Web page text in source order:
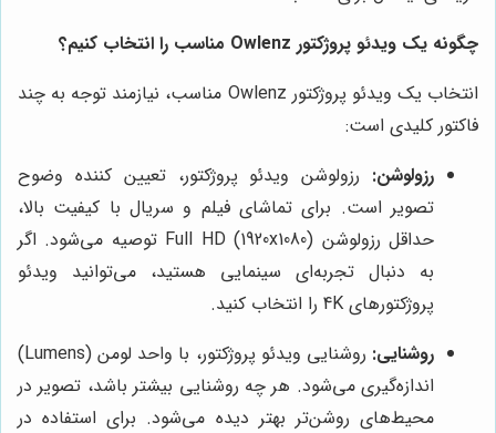
چگونه یک ویدئو پروژکتور Owlenz مناسب را انتخاب کنیم؟
انتخاب یک ویدئو پروژکتور Owlenz مناسب، نیازمند توجه به چند
فاکتور کلیدی است:
رزولوشن: رزولوشن ویدئو پروژکتور، تعیین کننده وضوح
تصویر است. برای تماشای فیلم و سریال با کیفیت بالا،
حداقل رزولوشن Full HD (1920x1080) توصیه می‌شود. اگر
به دنبال تجربه‌ای سینمایی هستید، می‌توانید ویدئو
پروژکتورهای 4K را انتخاب کنید.
روشنایی:
روشنایی ویدئو پروژکتور، با واحد لومن (Lumens)
اندازه‌گیری می‌شود. هر چه روشنایی بیشتر باشد، تصویر در
محیط‌های روشن‌تر بهتر دیده می‌شود. برای استفاده در